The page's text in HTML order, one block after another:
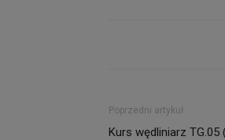
Poprzedni artykuł
Kurs wędliniarz TG.05